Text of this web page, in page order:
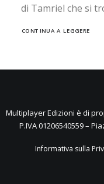
di Tamriel che si
CONTINUA A LEGGERE
Multiplayer Edizioni è di
P.IVA 01206540559 –
Informativa sulla